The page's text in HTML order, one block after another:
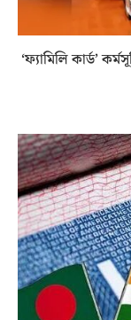
‘ফ্যামিলি কার্ড’